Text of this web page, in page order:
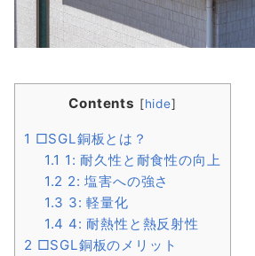
Contents [hide]
1 □SGL銅板とは？
1.1 1: 耐久性と耐食性の向上
1.2 2: 塩害への強さ
1.3 3: 軽量化
1.4 4: 耐熱性と熱反射性
2 □SGL銅板のメリット